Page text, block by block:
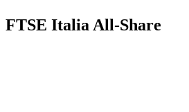
FTSE Italia All-Share